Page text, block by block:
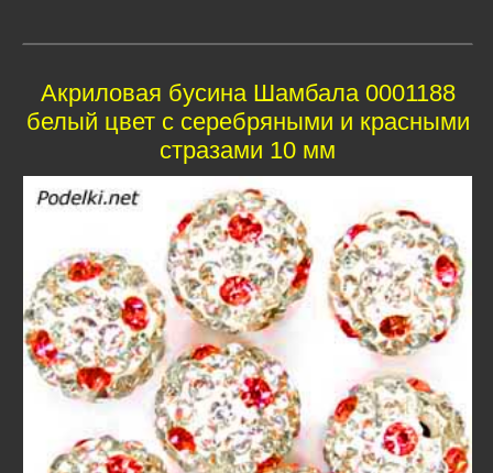
Акриловая бусина Шамбала 0001188
белый цвет с серебряными и красными
стразами 10 мм